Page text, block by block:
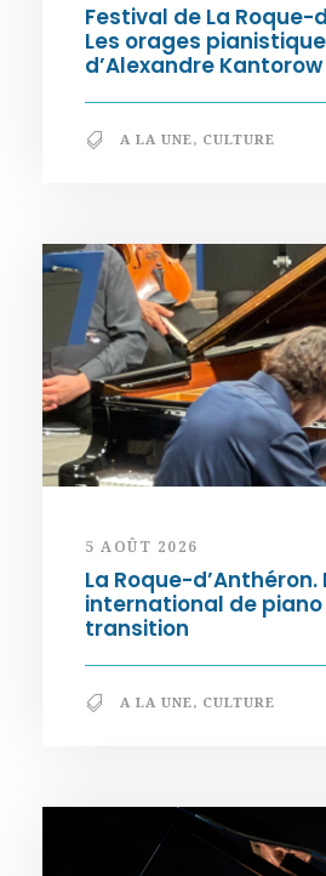
Festival de La Roque-
Les orages
d’Alexandre Kantorow
A LA UNE, CULTURE
5 AOÛT 2026
La Roque-d’Anthéron.
international de
transition
A LA UNE, CULTURE